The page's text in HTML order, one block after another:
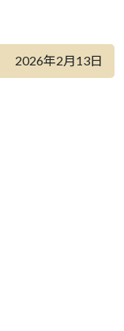
2026年2月13日